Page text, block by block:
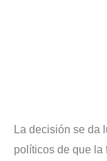
La decisión se da
políticos de que la